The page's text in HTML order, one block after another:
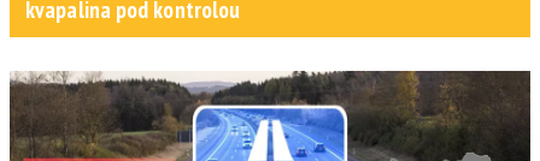
kvapalina pod kontrolou